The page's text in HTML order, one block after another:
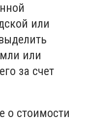
или
или
за счет
о стоимости